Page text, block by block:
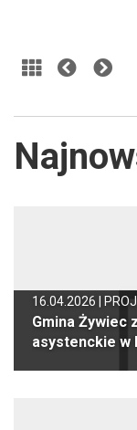
16.04.2026 |
Gmina Żywiec
asystenckie w